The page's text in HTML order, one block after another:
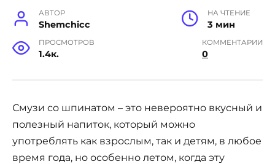
АВТОР
Shemchicc
НА ЧТЕНИЕ
3 мин
ПРОСМОТРОВ
1.4к.
КОММЕНТАРИИ
0
Смузи со шпинатом – это невероятно вкусный и
полезный напиток, который можно
употреблять как взрослым, так и детям, в любое
время года, но особенно летом, когда эту